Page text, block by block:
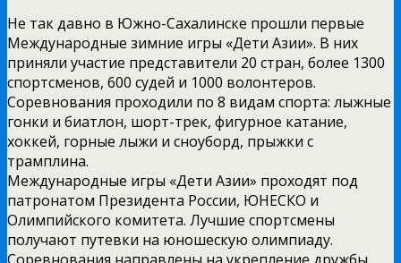
Не так давно в Южно-Сахалинске прошли первые
Международные зимние игры «Дети Азии». В них
приняли участие представители 20 стран, более 1300
спортсменов, 600 судей и 1000 волонтеров.
Соревнования проходили по 8 видам спорта: лыжные
гонки и биатлон, шорт-трек, фигурное катание,
хоккей, горные лыжи и сноуборд, прыжки с
трамплина.
Международные игры «Дети Азии» проходят под
патронатом Президента России, ЮНЕСКО и
Олимпийского комитета. Лучшие спортсмены
получают путевки на юношескую олимпиаду.